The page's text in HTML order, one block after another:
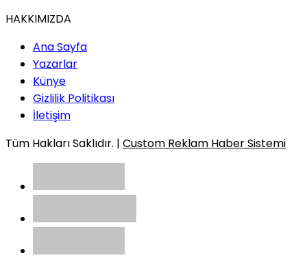
HAKKIMIZDA
Ana Sayfa
Yazarlar
Künye
Gizlilik Politikası
İletişim
Tüm Hakları Saklıdır. | Custom Reklam Haber Sistemi